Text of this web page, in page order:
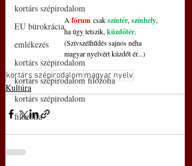
kortárs szépirodalom
EU bürokrácia
emlékezés
kortárs szépirodalom
kortárs szépirodalom filozófia
kortárs szépirodalom
filozófia
A fórum csak színtér, színhely,
ha úgy tetszik, küzdőtér.
(Szívszélhűdés sajnos néha
magyar nyelvért küzdőt ér...)
kortárs szépirodalom magyar nyelv
Kultúra